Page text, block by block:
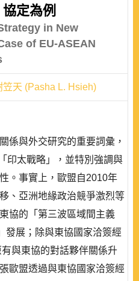
定為例
in New
of EU-ASEAN
笠天 (Pasha L. Hsieh)
係與外交研究的重要詞彙，
印太戰略」，並特別強調與
。事實上，歐盟自2010年
、亞洲地緣政治競爭激烈等
協的「第三波區域間主義
發展；除與東協國家洽簽經
與東協的對話夥伴關係升
歐盟透過與東協國家洽簽經